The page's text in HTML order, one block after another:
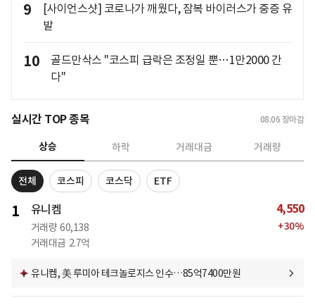
9
[사이언스샷] 코로나가 깨웠다, 잠복 바이러스가 중증 유
발
10
골드만삭스 "코스피 급락은 조정일 뿐…1만2000 간
다"
실시간 TOP 종목 08.06 장마감
상승 하락 거래대금 거래량
전체 코스피 코스닥 ETF
1 유니켐
거래량 60,138
거래대금 2.7억
4,550
+30%
유니켐, 美 루미아 테크놀로지스 인수…85억7400만원